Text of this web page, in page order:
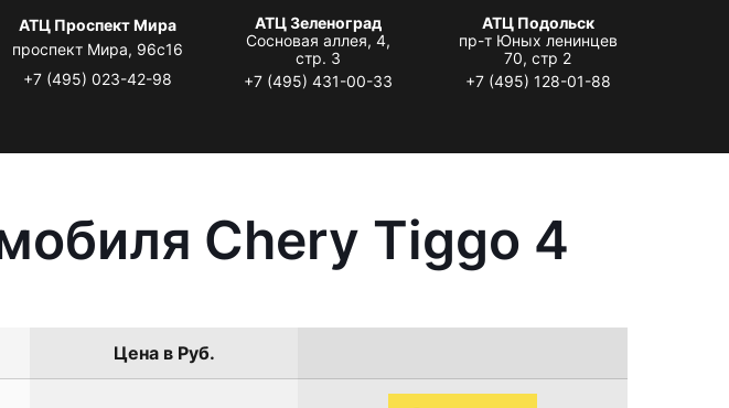
АТЦ Проспект Мира
проспект Мира, 96с16
+7 (495) 023-42-98
АТЦ Зеленоград
Сосновая аллея, 4,
стр. 3
+7 (495) 431-00-33
АТЦ Подольск
пр-т Юных ленинцев
70, стр 2
+7 (495) 128-01-88
Chery Tiggo 4
Цена в Руб.